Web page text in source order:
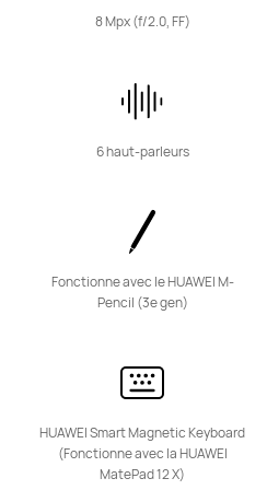
11,5 pouces
HUAWEI MatePad 11.5"S
à partir de 399,99 €
Acheter
à partir de 269,99 €
Ou payer en 4 fois
En savoir plus Me prévenir
8 Mpx (f/2.0, FF)
6 haut-parleurs
Fonctionne avec le HUAWEI M-
Pencil (3e gen)
HUAWEI Smart Magnetic Keyboard
(Fonctionne avec la HUAWEI
MatePad 12 X)